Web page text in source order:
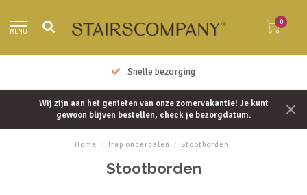
MENU
0
Snelle bezorging
Wij zijn aan het genieten van onze zomervakantie! Je kunt
gewoon blijven bestellen, check je bezorgdatum.
Home / Trap onderdelen / Stootborden
Stootborden